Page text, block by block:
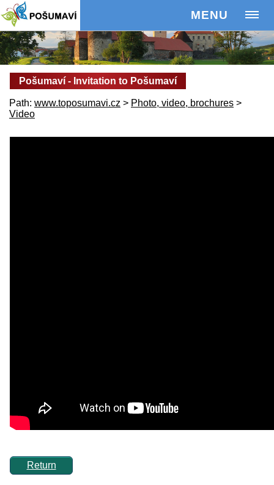
MENU
Pošumaví - Invitation to Pošumaví
Path: www.toposumavi.cz > Photo, video, brochures >
Video
Return